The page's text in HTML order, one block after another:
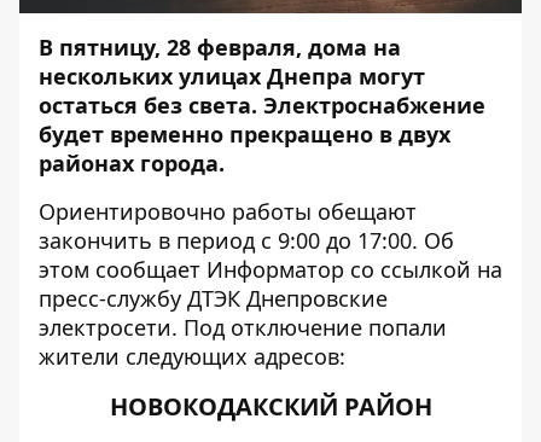
В пятницу, 28 февраля, дома на
нескольких улицах Днепра могут
остаться без света. Электроснабжение
будет временно прекращено в двух
районах города.
Ориентировочно работы обещают
закончить в период с 9:00 до 17:00. Об
этом сообщает Информатор со ссылкой на
пресс-службу ДТЭК Днепровские
электросети. Под отключение попали
жители следующих адресов:
НОВОКОДАКСКИЙ РАЙОН